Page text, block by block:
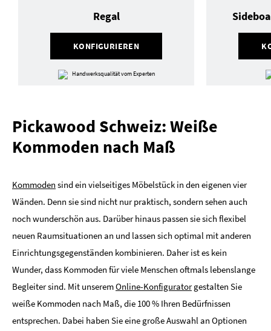
KONFIGURIEREN
Regal
Handwerksqualität vom Experten
Pickawood Schweiz: Weiße
Kommoden nach Maß
Kommoden sind ein vielseitiges Möbelstück in den eigenen vier
Wänden. Denn sie sind nicht nur praktisch, sondern sehen auch
noch wunderschön aus. Darüber hinaus passen sie sich flexibel
neuen Raumsituationen an und lassen sich optimal mit anderen
Einrichtungsgegenständen kombinieren. Daher ist es kein
Wunder, dass Kommoden für viele Menschen oftmals lebenslange
Begleiter sind. Mit unseremOnline-Konfiguratorgestalten Sie
weiße Kommoden nach Maß, die 100 % Ihren Bedürfnissen
entsprechen. Dabei haben Sie eine große Auswahl an Optionen